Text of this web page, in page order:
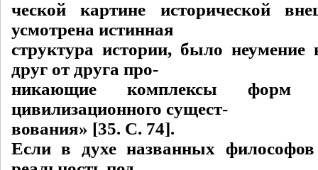
ческой картине исторической
усмотрена истинная
структура истории, было неумение
друг от друга про-
никающие комплексы форм
цивилизационного сущест-
вования» [35. C. 74].
Если в духе названных философов